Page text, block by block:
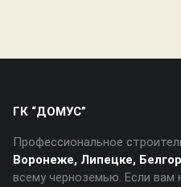
ГК “ДОМУС”
Профессиональное
Воронеже, Липецке,
всему черноземью. Если